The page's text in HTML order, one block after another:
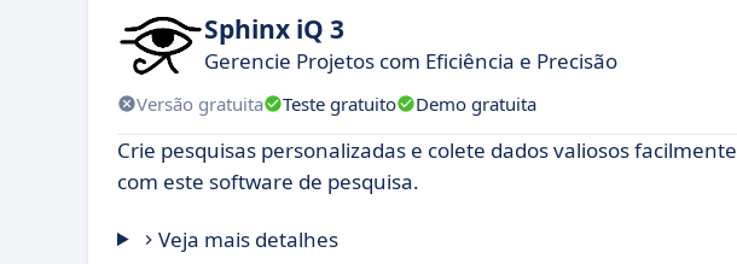
Sphinx iQ 3
Gerencie Projetos com Eficiência e Precisão
Versão gratuita Teste gratuito Demo gratuita
Crie pesquisas personalizadas e colete dados valiosos facilmente
com este software de pesquisa.
Veja mais detalhes